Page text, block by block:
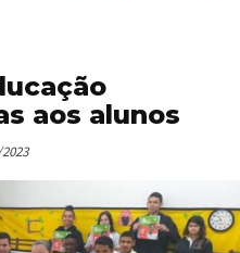
aos alunos